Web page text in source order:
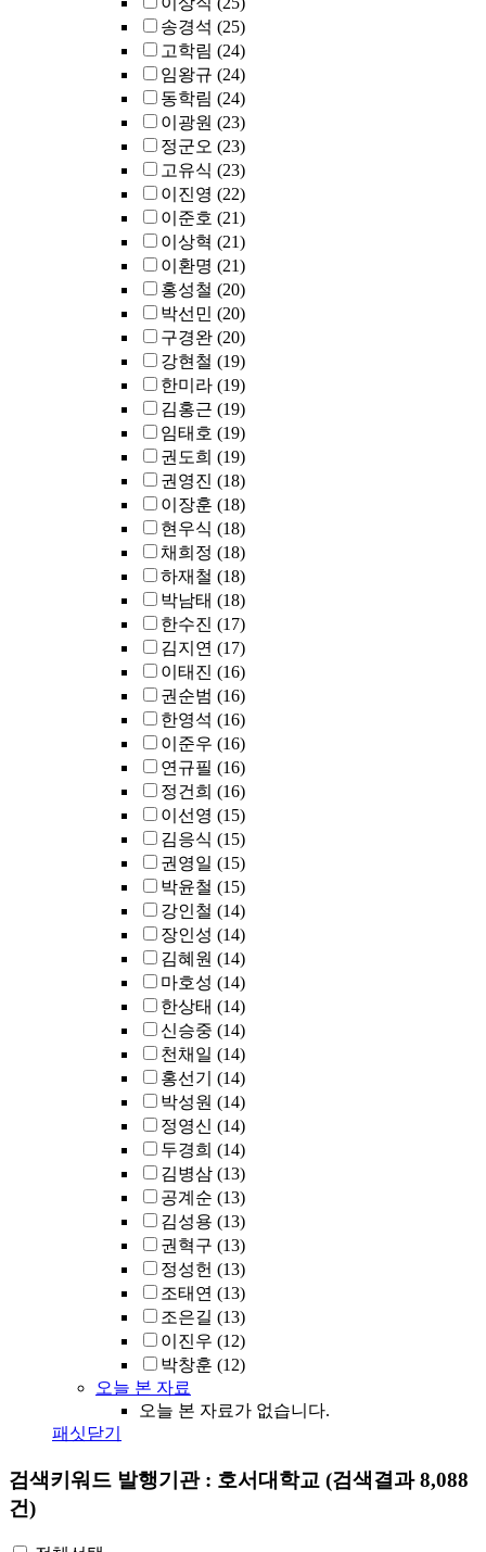
송경석 (25)
고학림 (24)
임왕규 (24)
동학림 (24)
이광원 (23)
정군오 (23)
고유식 (23)
이진영 (22)
이준호 (21)
이상혁 (21)
이환명 (21)
홍성철 (20)
박선민 (20)
구경완 (20)
강현철 (19)
한미라 (19)
김홍근 (19)
임태호 (19)
권도희 (19)
권영진 (18)
이장훈 (18)
현우식 (18)
채희정 (18)
하재철 (18)
박남태 (18)
한수진 (17)
김지연 (17)
이태진 (16)
권순범 (16)
한영석 (16)
이준우 (16)
연규필 (16)
정건희 (16)
이선영 (15)
김응식 (15)
권영일 (15)
박윤철 (15)
강인철 (14)
장인성 (14)
김혜원 (14)
마호성 (14)
한상태 (14)
신승중 (14)
천채일 (14)
홍선기
(14)
박성원 (14)
정영신 (14)
두경희 (14)
김병삼 (13)
공계순 (13)
김성용 (13)
권혁구 (13)
정성헌 (13)
조태연 (13)
조은길 (13)
이진우 (12)
박창훈 (12)
오늘 본 자료
오늘 본 자료가 없습니다.
패싯닫기
검색키워드 발행기관 : 호서대학교 (검색결과 8,088
건)